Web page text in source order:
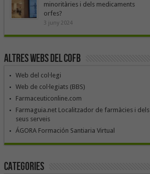
minoritàries i dels medicaments
orfes?
3 juny 2024
Altres webs del COFB
Web del col·legi
Web de col·legiats (BBS)
Farmaceuticonline.com
Farmaguia.net Localitzador de farmàcies i dels
seus serveis
ÁGORA Formación Santiaria Virtual
Categories